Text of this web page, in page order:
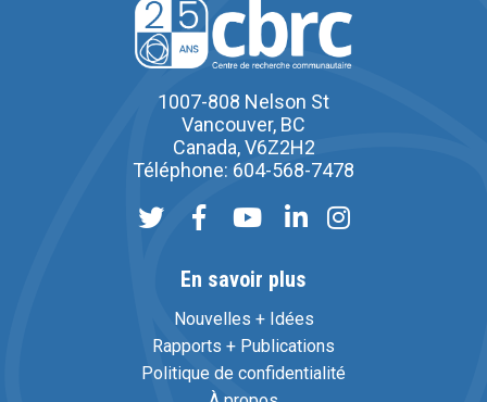
1007-808 Nelson St
Vancouver, BC
Canada, V6Z2H2
Téléphone: 604-568-7478
En savoir plus
Nouvelles + Idées
Rapports + Publications
Politique de confidentialité